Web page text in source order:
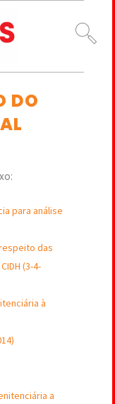
DO
para análise
das
(3-4-
à
a